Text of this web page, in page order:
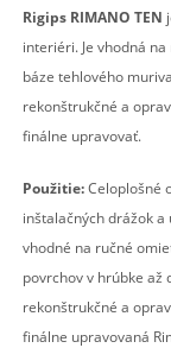
Rigips RIMANO TEN
interiéri. Je vhodná
báze tehlového
rekonštrukčné a
finálne upravovať.
Použitie:Celoplošné
inštalačných drážok
vhodné na ručné
povrchov v hrúbke až
rekonštrukčné a
finálne upravovaná